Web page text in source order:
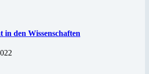
den Wissenschaften